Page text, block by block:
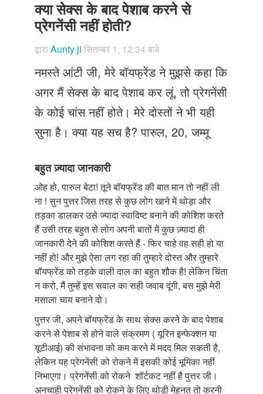
Just Poocho
संपर्क करें
क्या सेक्स के बाद पेशाब करने से
प्रेगनेंसी नहीं होती?
द्वाराAunty ji सितम्बर 1, 12:34 बजे
नमस्ते आंटी जी, मेरे बॉयफ्रेंड ने मुझसे कहा कि
अगर मैं सेक्स के बाद पेशाब कर लूं, तो प्रेगनेंसी
के कोई चांस नहीं होते। मेरे दोस्तों ने भी यही
सुना है। क्या यह सच है? पारुल, 20, जम्मू
बहुत ज़्यादा जानकारी
ओह हो, पारुल बेटा! तूने बॉयफ्रेंड की बात मान तो नहीं ली
ना ! सुन पुत्तर जिस तरह से कुछ लोग खाने में थोड़ा और
तड़का डालकर उसे ज्यादा स्वादिष्ट बनाने की कोशिश करते
हैं उसी तरह बहुत से लोग अपनी बातों में कुछ ज़्यादा ही
जानकारी देने की कोशिश करते हैं - फिर चाहे वह सही हो या
नहीं हो! और मुझे ऐसा लग रहा की तुम्हारे दोस्त और तुम्हारे
बॉयफ्रेंड को तड़के वाली दाल का बहुत शौक है! लेकिन चिंता
न करो, मैं तुम्हें इस सवाल का सही जवाब दूंगी, बस मुझे मेरी
मसाला चाय बनाने दो।
पुत्तर जी, अपने बॉयफ्रेंड के साथ सेक्स करने के बाद पेशाब
करने से पेशाब से होने वाले संक्रमण ( यूरिन इन्फेक्शन या
यूटीआई) की संभावना को कम करने में मदद मिल सकती है,
लेकिन यह प्रेगनेंसी को रोकने में इसकी कोई भूमिका नहीं
निभाएगा। प्रेगनेंसी को रोकने शॉर्टकट नहीं है पुत्तर जी।
अनचाही प्रेगनेंसी को रोकने के लिए थोड़ी मेहनत तो करनी